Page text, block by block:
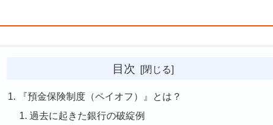
目次
『預金保険制度（ペイオフ）』とは？
過去に起きた銀行の破綻例